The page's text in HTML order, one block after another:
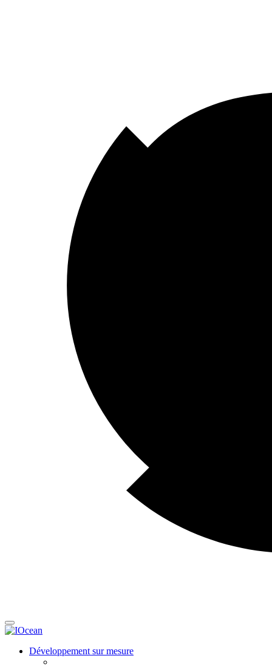
Développement sur mesure